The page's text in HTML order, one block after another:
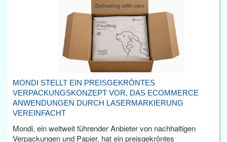
MONDI STELLT EIN PREISGEKRÖNTES
VERPACKUNGSKONZEPT VOR, DAS ECOMMERCE
ANWENDUNGEN DURCH LASERMARKIERUNG
VEREINFACHT
Mondi, ein weltweit führender Anbieter von nachhaltigen
Verpackungen und Papier, hat ein preisgekröntes